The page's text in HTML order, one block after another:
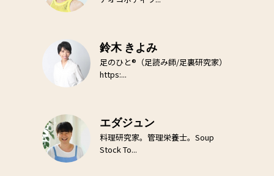
鈴木 きよみ
足のひと®（足読み師/足裏研究家）
https:...
エダジュン
料理研究家。管理栄養士。Soup
Stock To...